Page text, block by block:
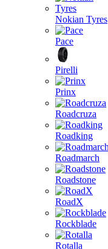
Nokian Tyres
Pace
Pirelli
Prinx
Roadcruza
Roadking
Roadmarch
Roadstone
RoadX
Rockblade
Rotalla